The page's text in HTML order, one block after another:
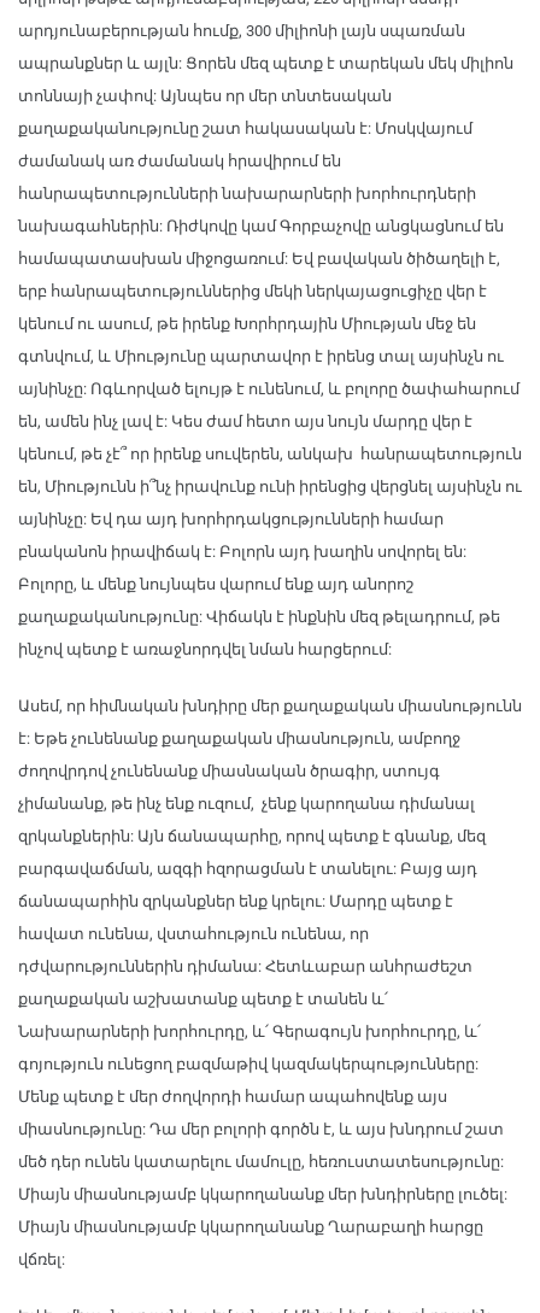
արդյունաբերության հումք, 300 միլիոնի լայն սպառման
ապրանքներ և այլն: Ցորեն մեզ պետք է տարեկան մեկ միլիոն
տոննայի չափով: Այնպես որ մեր տնտեսական
քաղաքականությունը շատ հակասական է: Մոսկվայում
ժամանակ առ ժամանակ հրավիրում են
հանրապետությունների նախարարների խորհուրդների
նախագահներին: Ռիժկովը կամ Գորբաչովը անցկացնում են
համապատասխան միջոցառում: Եվ բավական ծիծաղելի է,
երբ հանրապետություններից մեկի ներկայացուցիչը վեր է
կենում ու ասում, թե իրենք Խորհրդային Միության մեջ են
գտնվում, և Միությունը պարտավոր է իրենց տալ այսինչն ու
այնինչը: Ոգևորված ելույթ է ունենում, և բոլորը ծափահարում
են, ամեն ինչ լավ է: Կես ժամ հետո այս նույն մարդը վեր է
կենում, թե չէ՞ որ իրենք սուվերեն, անկախ հանրապետություն
են, Միությունն ի՞նչ իրավունք ունի իրենցից վերցնել այսինչն ու
այնինչը: Եվ դա այդ խորհրդակցությունների համար
բնականոն իրավիճակ է: Բոլորն այդ խաղին սովորել են:
Բոլորը, և մենք նույնպես վարում ենք այդ անորոշ
քաղաքականությունը: Վիճակն է ինքնին մեզ թելադրում, թե
ինչով պետք է առաջնորդվել նման հարցերում:
Ասեմ, որ հիմնական խնդիրը մեր քաղաքական միասնությունն
է: Եթե չունենանք քաղաքական միասնություն, ամբողջ
ժողովրդով չունենանք միասնական ծրագիր, ստույգ
չիմանանք, թե ինչ ենք ուզում, չենք կարողանա դիմանալ
զրկանքներին: Այն ճանապարհը, որով պետք է գնանք, մեզ
բարգավաճման, ազգի հզորացման է տանելու: Բայց այդ
ճանապարհին զրկանքներ ենք կրելու: Մարդը պետք է
հավատ ունենա, վստահություն ունենա, որ
դժվարություններին դիմանա: Հետևաբար անհրաժեշտ
քաղաքական աշխատանք պետք է տանեն և՛
Նախարարների խորհուրդը, և՛ Գերագույն խորհուրդը, և՛
գոյություն ունեցող բազմաթիվ կազմակերպությունները:
Մենք պետք է մեր ժողվորդի համար ապահովենք այս
միասնությունը: Դա մեր բոլորի գործն է, և այս խնդրում շատ
մեծ դեր ունեն կատարելու մամուլը, հեռուստատեսությունը:
Միայն միասնությամբ կկարողանանք մեր խնդիրները լուծել:
Միայն միասնությամբ կկարողանանք Ղարաբաղի հարցը
վճռել: